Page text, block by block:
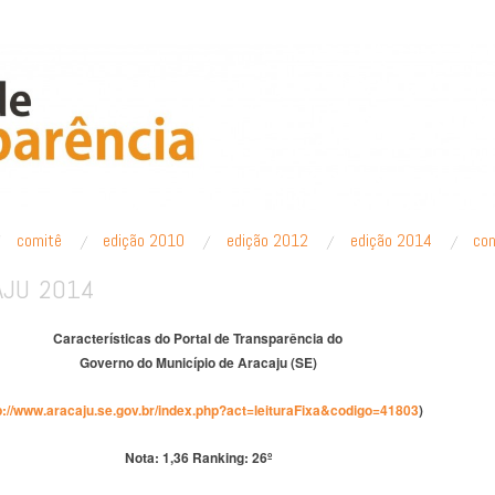
comitê edição 2010 edição 2012 edição 2014
2014
Características do Portal de Transparência do
Governodo Municípiode Aracaju (SE)
www.aracaju.se.gov.br/index.php?act=leituraFixa&codigo=41803)
Nota: 1,36 Ranking: 26º